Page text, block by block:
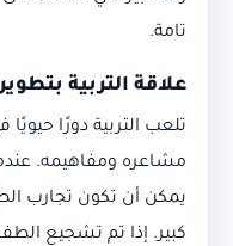
تامة.
علاقة التربية
تلعب التربية دورًا
مشاعره ومفاهيمه.
يمكن أن تكون تجارب
كبير. إذا تم تشجيع